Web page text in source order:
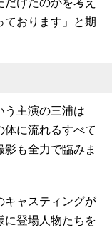
おります」と期
主演の三浦は
体に流れるすべて
も全力で臨みま
ャスティングが
登場人物たちを